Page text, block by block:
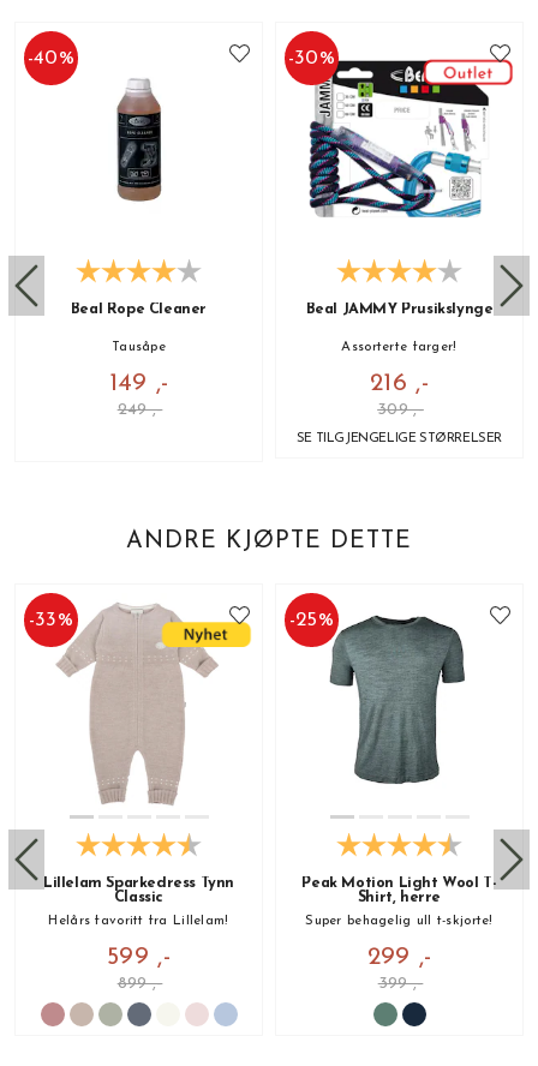
-40%
Beal Rope Cleaner
Tausåpe
149 ,-
249 ,-
-30%
Beal JAMMY Prusikslynge
Assorterte farger!
216 ,-
309 ,-
SE TILGJENGELIGE STØRRELSER
ANDRE KJØPTE DETTE
-33%
Lillelam Sparkedress Tynn
Classic
Helårs favoritt fra Lillelam!
599 ,-
899 ,-
-25%
Peak Motion Light Wool T-
Shirt, herre
Super behagelig ull t-skjorte!
299 ,-
399 ,-